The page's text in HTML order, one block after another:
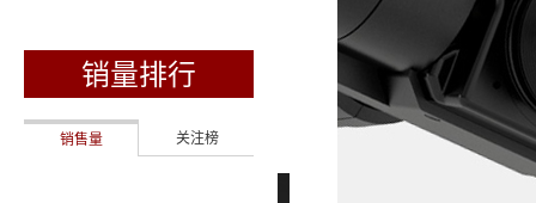
销量排行
销售量 关注榜